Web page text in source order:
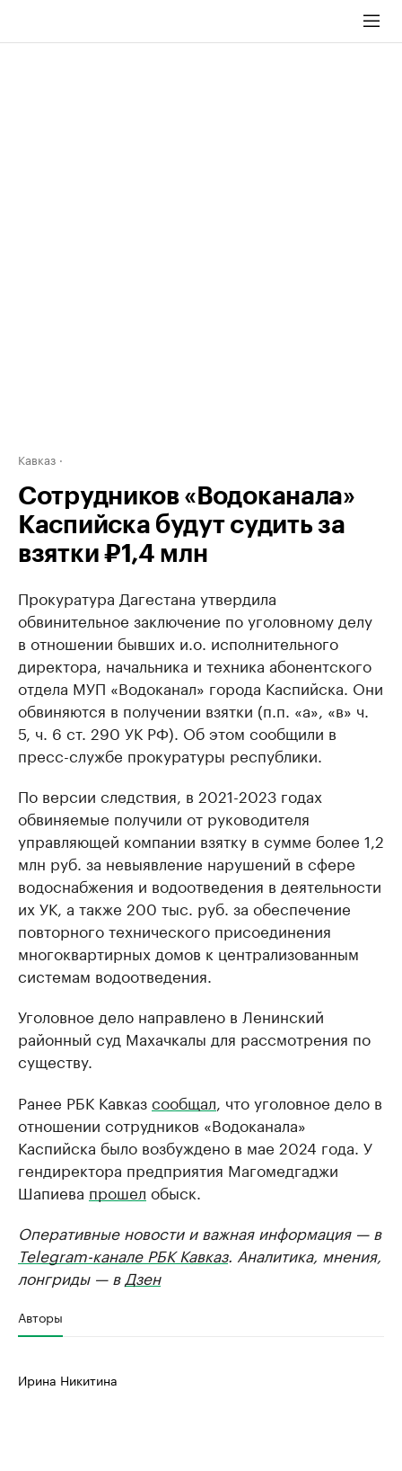
Кавказ
Сотрудников «Водоканала»
Каспийска будут судить за
взятки ₽1,4 млн
Прокуратура Дагестана утвердила
обвинительное заключение по уголовному делу
в отношении бывших и.о. исполнительного
директора, начальника и техника абонентского
отдела МУП «Водоканал» города Каспийска. Они
обвиняются в получении взятки (п.п. «а», «в» ч.
5, ч. 6 ст. 290 УК РФ). Об этом сообщили в
пресс-службе прокуратуры республики.
По версии следствия, в 2021-2023 годах
обвиняемые получили от руководителя
управляющей компании взятку в сумме более 1,2
млн руб. за невыявление нарушений в сфере
водоснабжения и водоотведения в деятельности
их УК, а также 200 тыс. руб. за обеспечение
повторного технического присоединения
многоквартирных домов к централизованным
системам водоотведения.
Уголовное дело направлено в Ленинский
районный суд Махачкалы для рассмотрения по
существу.
Ранее РБК Кавказсообщал , что уголовное дело в
отношении сотрудников «Водоканала»
Каспийска было возбуждено в мае 2024 года. У
гендиректора предприятия Магомедгаджи
Шапиева прошел обыск.
Оперативные новости и важная информация — в
Telegram-канале РБК Кавказ. Аналитика, мнения,
лонгриды — в Дзен
Авторы
Ирина Никитина